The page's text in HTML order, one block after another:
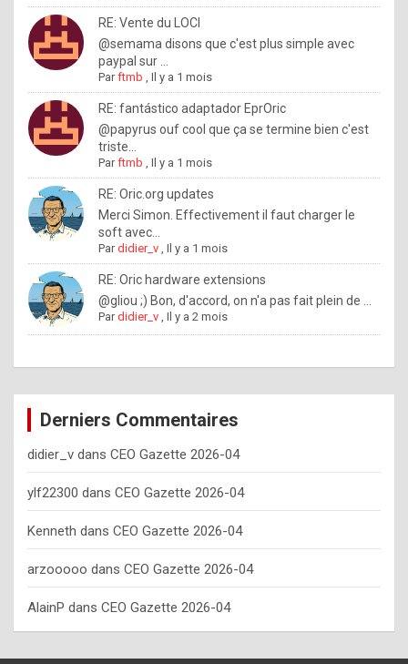
a
n
t
o
n
o
w
h
o
w
o
e
y
o
u
s
h
o
RE: Vente du LOCI
@semama disons que c'est plus simple avec
paypal sur ...
Parftmb ,Il y a 1 mois
RE: fantástico adaptador EprOric
@papyrus ouf cool que ça se termine bien c'est
triste...
Parftmb ,Il y a 1 mois
RE: Oric.org updates
Merci Simon. Effectivement il faut charger le
soft avec...
Pardidier_v ,Il y a 1 mois
RE: Oric hardware extensions
@gliou ;) Bon, d'accord, on n'a pas fait plein de ...
Pardidier_v ,Il y a 2 mois
Derniers Commentaires
didier_v dans CEO Gazette 2026-04
ylf22300 dans CEO Gazette 2026-04
Kenneth dans CEO Gazette 2026-04
arzooooo dans CEO Gazette 2026-04
AlainP dans CEO Gazette 2026-04